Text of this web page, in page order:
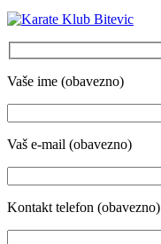
Vaše ime (obavezno)
Vaš e-mail (obavezno)
Kontakt telefon (obavezno)